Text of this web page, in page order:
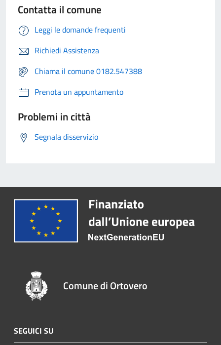
Contatta il comune
Leggi le domande frequenti
Richiedi Assistenza
Chiama il comune 0182.547388
Prenota un appuntamento
Problemi in città
Segnala disservizio
Comune di Ortovero
SEGUICI SU